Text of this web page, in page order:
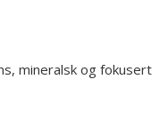
mineralsk og fokusert